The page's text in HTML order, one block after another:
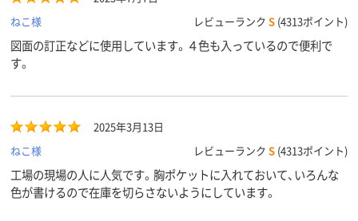
商品環境
ねこ様
レビューランク S (4313ポイント)
図面の訂正などに使用しています。４色も入っているので便利で
す。
2025年3月13日
ねこ様
レビューランク S (4313ポイント)
工場の現場の人に人気です。胸ポケットに入れておいて、いろんな
色が書けるので在庫を切らさないようにしています。